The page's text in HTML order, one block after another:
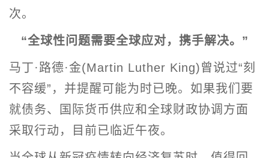
次。
“全球性问题需要全球应对，携手解决。”
马丁·路德·金(Martin Luther King)曾说过“刻
不容缓”，并提醒可能为时已晚。如果我们要
就债务、国际货币供应和全球财政协调方面
采取行动，目前已临近午夜。